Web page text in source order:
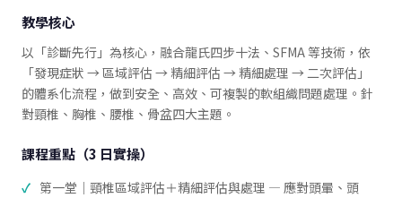
教學核心
以「診斷先行」為核心，融合龍氏四步十法、SFMA 等技術，依
「發現症狀 → 區域評估 → 精細評估 → 精細處理 → 二次評估」
的體系化流程，做到安全、高效、可複製的軟組織問題處理。針
對頸椎、胸椎、腰椎、骨盆四大主題。
課程重點（3 日實操）
第一堂｜頸椎區域評估＋精細評估與處理 — 應對頭暈、頭